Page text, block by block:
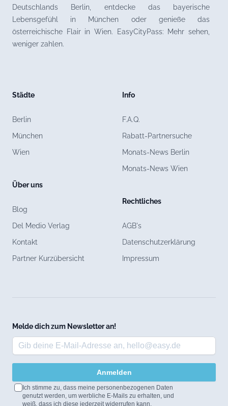
Deutschlands Berlin, entdecke das bayerische
Lebensgefühl in München oder genieße das
österreichische Flair in Wien. EasyCityPass: Mehr sehen,
weniger zahlen.
Städte
Berlin
München
Wien
Über uns
Blog
Del Medio Verlag
Kontakt
Partner Kurzübersicht
Info
F.A.Q.
Rabatt-Partnersuche
Monats-News Berlin
Monats-News Wien
Rechtliches
AGB's
Datenschutzerklärung
Impressum
Melde dich zum Newsletter an!
Anmelden
Ich stimme zu, dass meine personenbezogenen Daten
genutzt werden, um werbliche E-Mails zu erhalten, und
weiß, dass ich diese jederzeit widerrufen kann.